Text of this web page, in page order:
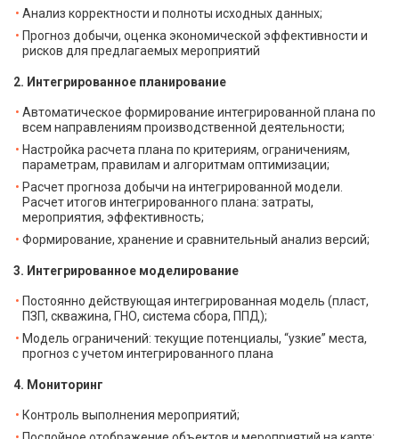
Анализ корректности и полноты исходных данных;
Прогноз добычи, оценка экономической эффективности и
рисков для предлагаемых мероприятий
2. Интегрированное планирование
Автоматическое формирование интегрированной плана по
всем направлениям производственной деятельности;
Настройка расчета плана по критериям, ограничениям,
параметрам, правилам и алгоритмам оптимизации;
Расчет прогноза добычи на интегрированной модели.
Расчет итогов интегрированного плана: затраты,
мероприятия, эффективность;
Формирование, хранение и сравнительный анализ версий;
3. Интегрированное моделирование
Постоянно действующая интегрированная модель (пласт,
ПЗП, скважина, ГНО, система сбора, ППД);
Модель ограничений: текущие потенциалы, “узкие” места,
прогноз с учетом интегрированного плана
4. Мониторинг
Контроль выполнения мероприятий;